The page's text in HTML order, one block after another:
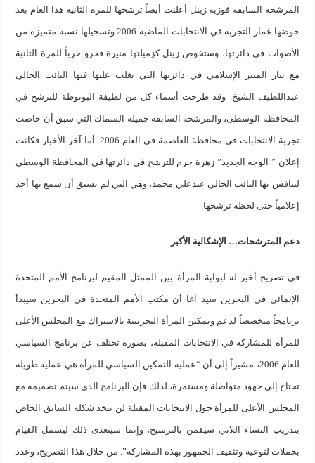
المرشحة السابقة فوزية زينل أعلنت أيضاً ترشحها للمرة الثانية هذا العام بعد
خوضها غمار التجربة في الانتخابات الماضية 2006 وتسجيلها نسبة متميزة من
الأصوات في دائرتها، وستخوض زينل كزميلتها منيرة فخرو حرباً للمرة الثانية
مع تيار المنبر الإسلامي في دائرتها التي تغلب عليها فيها النائب الحالي
عبداللطيف الشيخ. وقد طرحت أسماء كل من لطيفة البونوظة للترشح في
المحافظة الوسطى، والمرشحة السابقة جميلة السماك التي سبق أن خاضت
تجربة الانتخابات في محافظة العاصمة في العام 2006. أما آخر الأخبار فكانت
إعلان ” الوجه الجديد” زهرة حرم للترشح في دائرتها في المحافظة الوسطى
لتنافس بها النائب الحالي عبدعلي محمد، وهي التي لم يسبق أن سمع بها أحد
إعلامياً حتى لحظة ترشحها.
دعم المترشحات… الإشكالية الأكبر
في تصريح أخير له لبوابة المرأة بين الممثل المقيم لبرنامج الأمم المتحدة
الإنمائي في البحرين سيد آغا أن مكتب الأمم المتحدة في البحرين سيبدأ
برنامجاً متخصصاً لدعم وتمكين المرأة البحرينية بالاشتراك مع المجلس الأعلى
للمرأة للمشاركة في الانتخابات المقبلة، بصورة تختلف عن برنامج السياسي
للعام 2006، مشيراً إلى أن “عملية التمكين السياسي للمرأة هي عملية طويلة
تحتاج إلى جهود متواصلة ومستمرة، لذلك فإن البرنامج الذي سيتم تصميمه مع
المجلس الأعلى للمرأة حول الانتخابات المقبلة لن يتخذ شكله السابق الخاص
بتدريب النساء اللاتي سيقمن بالترشيح، وإنما سيتعدى ذلك ليشمل القيام
بحملات لتوعية وتثقيف الجمهور بهذه المشاركة”. من خلال هذا التصريح، وعدد